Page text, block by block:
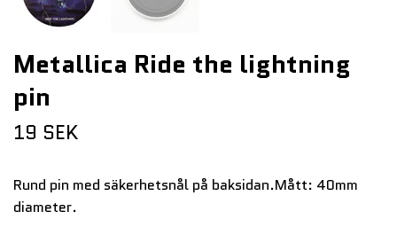
Metallica Ride the lightning
pin
19 SEK
Rund pin med säkerhetsnål på baksidan.Mått: 40mm
diameter.